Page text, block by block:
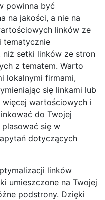
powinna być
na jakości, a nie na
linków ze
tematycznie
niż setki linków ze stron
z tematem. Warto
lokalnymi firmami,
się linkami lub
wartościowych i
do Twojej
się w
dotyczących
linków
umieszczone na Twojej
podstrony. Dzięki